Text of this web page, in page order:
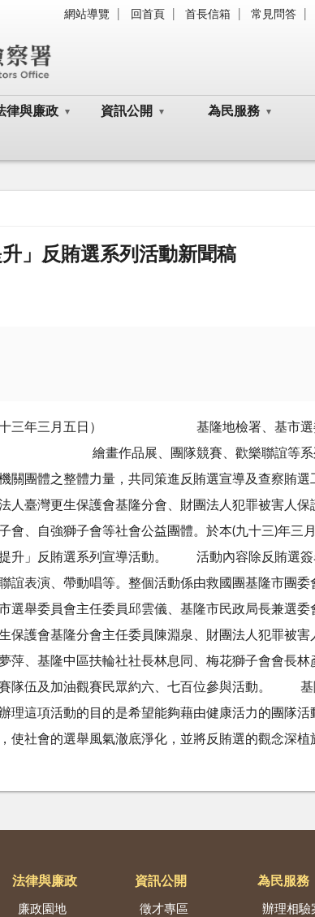
網站導覽 回首頁 首長信箱 常見問答
律與廉政 資訊公開 為民服務
」反賄選系列活動新聞稿
稿（九十三年三月五日） 基隆地檢署、
導 繪畫作品展、團隊競賽、歡樂聯誼等系
關團體之整體力量，共同策進反賄選宣導及查察賄
人臺灣更生保護會基隆分會、財團法人犯罪被害人
會、自強獅子會等社會公益團體。於本(九十三)年三
升」反賄選系列宣導活動。 活動內容除反賄選簽
誼表演、帶動唱等。整個活動係由救國團基隆市團
選舉委員會主任委員邱雲儀、基隆市民政局長兼選
保護會基隆分會主任委員陳淵泉、財團法人犯罪被
萍、基隆中區扶輪社社長林息同、梅花獅子會會長
隊伍及加油觀賽民眾約六、七百位參與活動。 基
理這項活動的目的是希望能夠藉由健康活力的團隊
使社會的選舉風氣澈底淨化，並將反賄選的觀念深植
法律與廉政
廉政園地
資訊公開
徵才專區
為民服務
辦理相驗